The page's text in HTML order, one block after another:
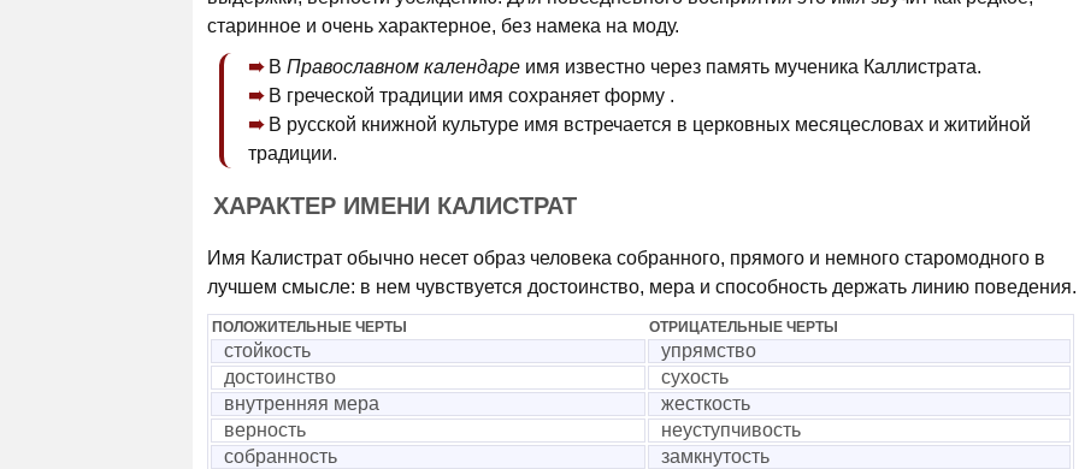
старинное и очень характерное, без намека на моду.
В Православном календаре имя известно через память мученика Каллистрата.
В греческой традиции имя сохраняет форму .
В русской книжной культуре имя встречается в церковных месяцесловах и житийной
традиции.
ХАРАКТЕР ИМЕНИ КАЛИСТРАТ
Имя Калистрат обычно несет образ человека собранного, прямого и немного старомодного в
лучшем смысле: в нем чувствуется достоинство, мера и способность держать линию поведения.
ПОЛОЖИТЕЛЬНЫЕ ЧЕРТЫ ОТРИЦАТЕЛЬНЫЕ ЧЕРТЫ
стойкость
упрямство
достоинство
сухость
внутренняя мера
жесткость
верность
неуступчивость
собранность
замкнутость